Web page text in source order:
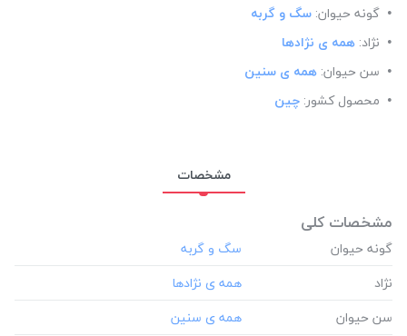
گونه حیوان: سگ و گربه
نژاد: همه ی نژادها
سن حیوان: همه ی سنین
محصول کشور: چین
مشخصات
مشخصات کلی
گونه حیوان
نژاد
سن حیوان